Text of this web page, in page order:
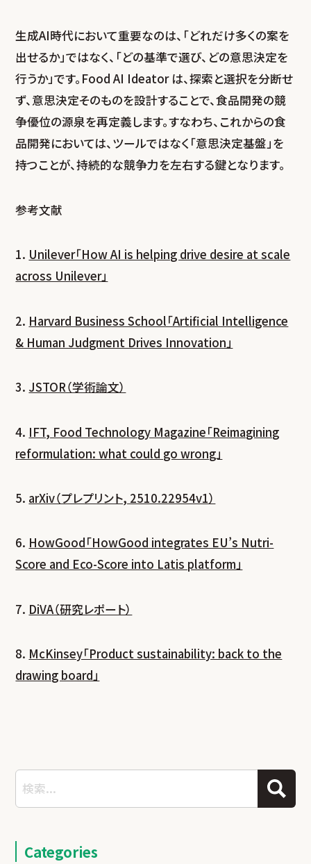
生成AI時代において重要なのは、「どれだけ多くの案を
出せるか」ではなく、「どの基準で選び、どの意思決定を
行うか」です。Food AI Ideator は、探索と選択を分断せ
ず、意思決定そのものを設計することで、食品開発の競
争優位の源泉を再定義します。すなわち、これからの食
品開発においては、ツールではなく「意思決定基盤」を
持つことが、持続的な競争力を左右する鍵となります。
参考文献
1. Unilever「How AI is helping drive desire at scale
across Unilever」
2. Harvard Business School「Artificial Intelligence
& Human Judgment Drives Innovation」
3. JSTOR（学術論文）
4. IFT, Food Technology Magazine「Reimagining
reformulation: what could go wrong」
5. arXiv（プレプリント, 2510.22954v1）
6. HowGood「HowGood integrates EU’s Nutri-
Score and Eco-Score into Latis platform」
7. DiVA（研究レポート）
8. McKinsey「Product sustainability: back to the
drawing board」
Categories